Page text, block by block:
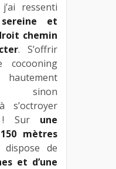
ressenti
sereine et
chemin
. S’offrir
sinon
s’octroyer
! Sur une
mètres
de
et d’une